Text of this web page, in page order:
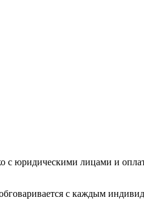
с юридическими лицами и
с каждым